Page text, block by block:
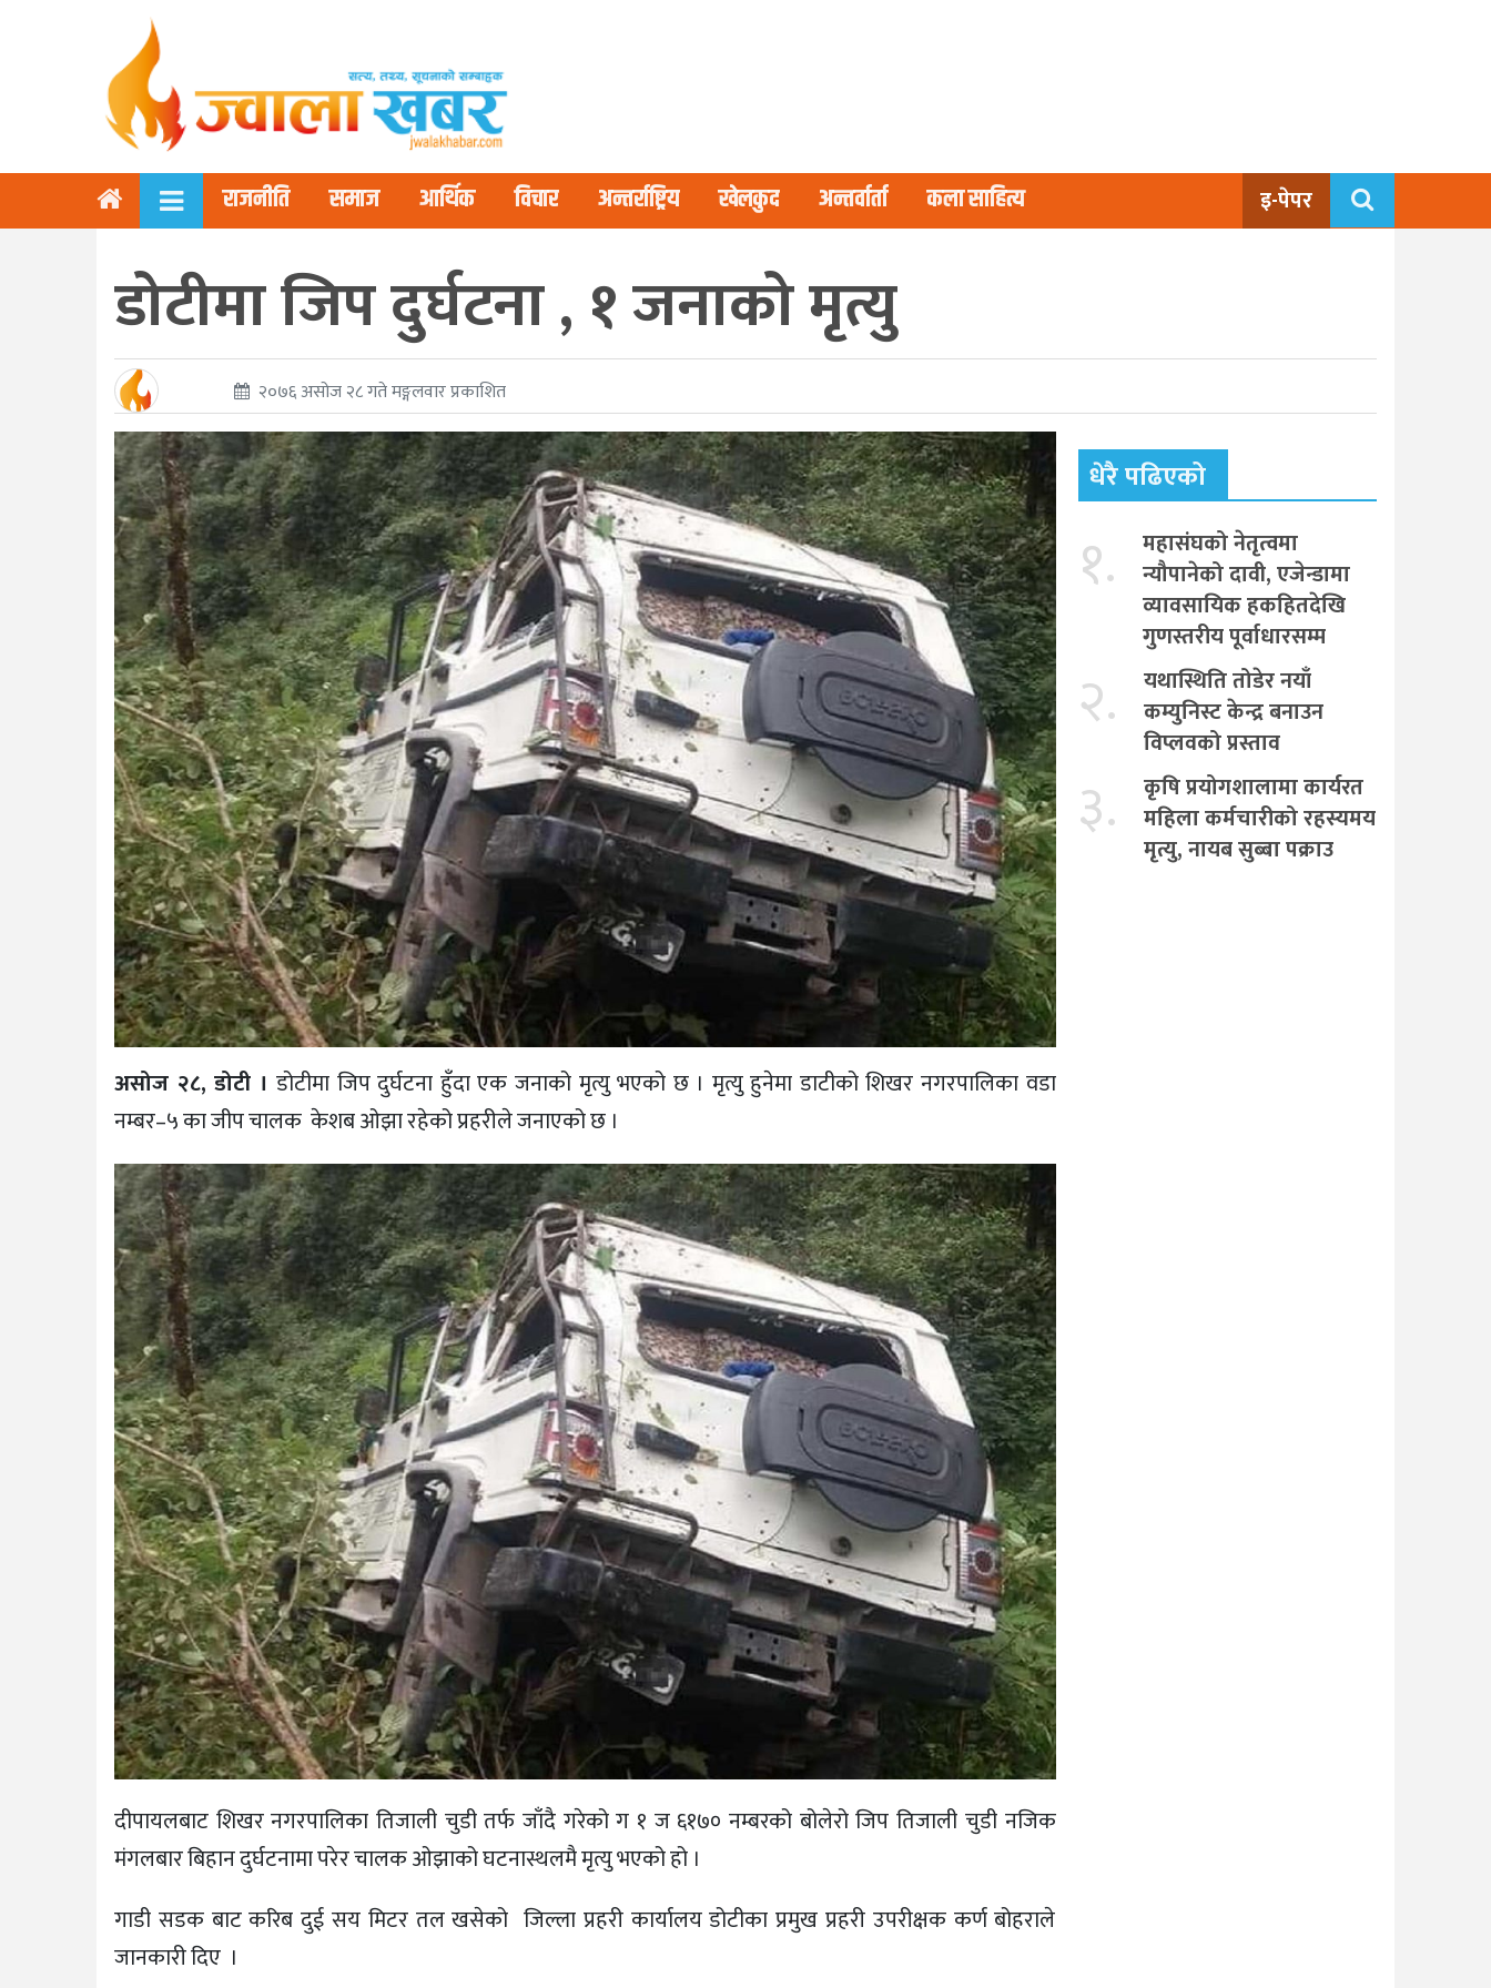
राजनीति समाज आर्थिक विचार अन्तर्राष्ट्रिय खेलकुद अन्तर्वार्ता कला साहित्य इ-पेपर
डोटीमा जिप दुर्घटना , १ जनाको मृत्यु
२०७६ असोज २८ गते मङ्गलवार प्रकाशित
असोज २८, डोटी ।डोटीमा जिप दुर्घटना हुँदा एक जनाको मृत्यु भएको छ । मृत्यु हुनेमा डाटीको शिखर नगरपालिका वडा
नम्बर–५ का जीप चालक केशब ओझा रहेको प्रहरीले जनाएको छ ।
दीपायलबाट शिखर नगरपालिका तिजाली चुडी तर्फ जाँदै गरेको ग १ ज ६१७० नम्बरको बोलेरो जिप तिजाली चुडी नजिक
मंगलबार बिहान दुर्घटनामा परेर चालक ओझाको घटनास्थलमै मृत्यु भएको हो ।
गाडी सडक बाट करिब दुई सय मिटर तल खसेको जिल्ला प्रहरी कार्यालय डोटीका प्रमुख प्रहरी उपरीक्षक कर्ण बोहराले
जानकारी दिए ।
धेरै पढिएको
१.
महासंघको नेतृत्वमा
न्यौपानेको दावी, एजेन्डामा
व्यावसायिक हकहितदेखि
गुणस्तरीय पूर्वाधारसम्म
२.
यथास्थिति तोडेर नयाँ
कम्युनिस्ट केन्द्र बनाउन
विप्लवको प्रस्ताव
३.
कृषि प्रयोगशालामा कार्यरत
महिला कर्मचारीको रहस्यमय
मृत्यु, नायब सुब्बा पक्राउ